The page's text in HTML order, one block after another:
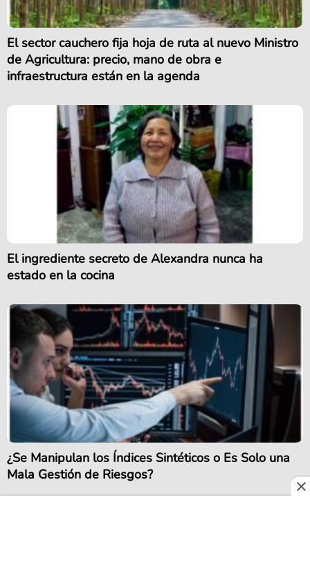
El sector cauchero fija hoja de ruta al nuevo Ministro
de Agricultura: precio, mano de obra e
infraestructura están en la agenda
El ingrediente secreto de Alexandra nunca ha
estado en la cocina
¿Se Manipulan los Índices Sintéticos o Es Solo una
Mala Gestión de Riesgos?